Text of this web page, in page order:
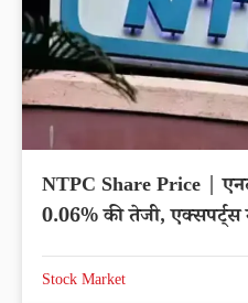
NTPC Share Price |
0.06% की तेजी,
Stock Market